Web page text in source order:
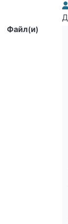
Файл(и)